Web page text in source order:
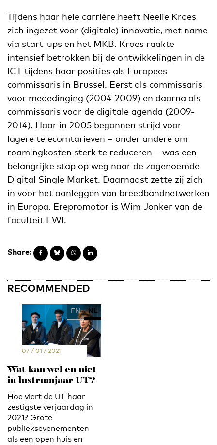
Tijdens haar hele carrière heeft Neelie Kroes
zich ingezet voor (digitale) innovatie, met name
via start-ups en het MKB. Kroes raakte
intensief betrokken bij de ontwikkelingen in de
ICT tijdens haar posities als Europees
commissaris in Brussel. Eerst als commissaris
voor mededinging (2004-2009) en daarna als
commissaris voor de digitale agenda (2009-
2014). Haar in 2005 begonnen strijd voor
lagere telecomtarieven – onder andere om
roamingkosten sterk te reduceren – was een
belangrijke stap op weg naar de zogenoemde
Digital Single Market. Daarnaast zette zij zich
in voor het aanleggen van breedbandnetwerken
in Europa. Erepromotor is Wim Jonker van de
faculteit EWI.
Share:
RECOMMENDED
EN NL
07 / 01 / 2021
Wat kan wel en niet
in lustrumjaar UT?
Hoe viert de UT haar
zestigste verjaardag in
2021? Grote
publieksevenementen
als een open huis en